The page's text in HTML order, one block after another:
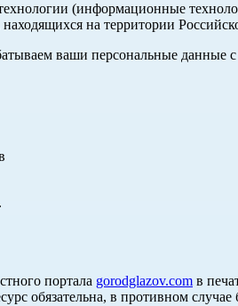
(информационные
на территории
ваши персональные данные
портала gorodglazov.com в
обязательна, в противном